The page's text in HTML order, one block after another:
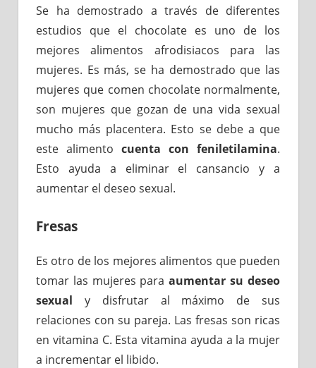
Se ha demostrado a través de diferentes
estudios que el chocolate es uno de los
mejores alimentos afrodisiacos para las
mujeres. Es más, se ha demostrado que las
mujeres que comen chocolate normalmente,
son mujeres que gozan de una vida sexual
mucho más placentera. Esto se debe a que
este alimento cuenta con feniletilamina.
Esto ayuda a eliminar el cansancio y a
aumentar el deseo sexual.
Fresas
Es otro de los mejores alimentos que pueden
tomar las mujeres paraaumentar su deseo
sexual y disfrutar al máximo de sus
relaciones con su pareja. Las fresas son ricas
en vitamina C. Esta vitamina ayuda a la mujer
a incrementar el libido.